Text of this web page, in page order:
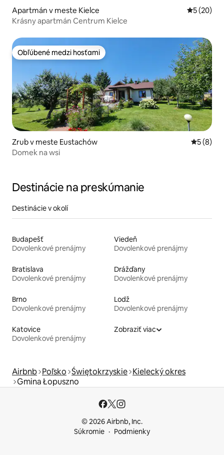
Apartmán v meste Kielce
5 (20)
Krásny apartmán Centrum Kielce
Obľúbené medzi hosťami
Obľúbené medzi hosťami
Zrub v meste Eustachów
5 (8)
Domek na wsi
Destinácie na preskúmanie
Destinácie v okolí
Budapešť
Dovolenkové prenájmy
Viedeň
Dovolenkové prenájmy
Bratislava
Dovolenkové prenájmy
Drážďany
Dovolenkové prenájmy
Brno
Dovolenkové prenájmy
Lodž
Dovolenkové prenájmy
Katovice
Dovolenkové prenájmy
Zobraziť viac
Airbnb Poľsko Świętokrzyskie Kielecký okres
Gmina Łopuszno
© 2026 Airbnb, Inc.
Súkromie
Podmienky